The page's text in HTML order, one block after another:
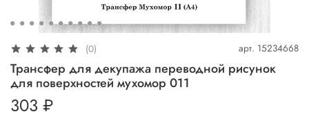
(0) арт. 15234668
Трансфер для декупажа переводной рисунок
для поверхностей мухомор 011
303 ₽